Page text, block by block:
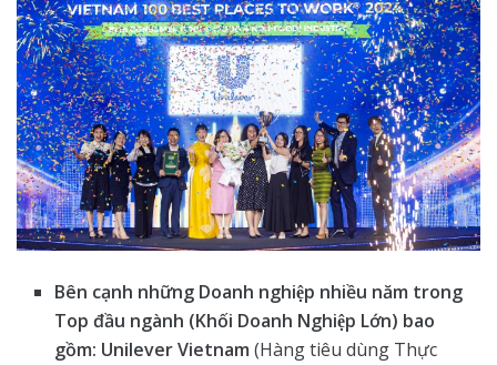
Bên cạnh những Doanh nghiệp nhiều năm trong
Top đầu ngành (Khối Doanh Nghiệp Lớn) bao
gồm: Unilever Vietnam (Hàng tiêu dùng Thực